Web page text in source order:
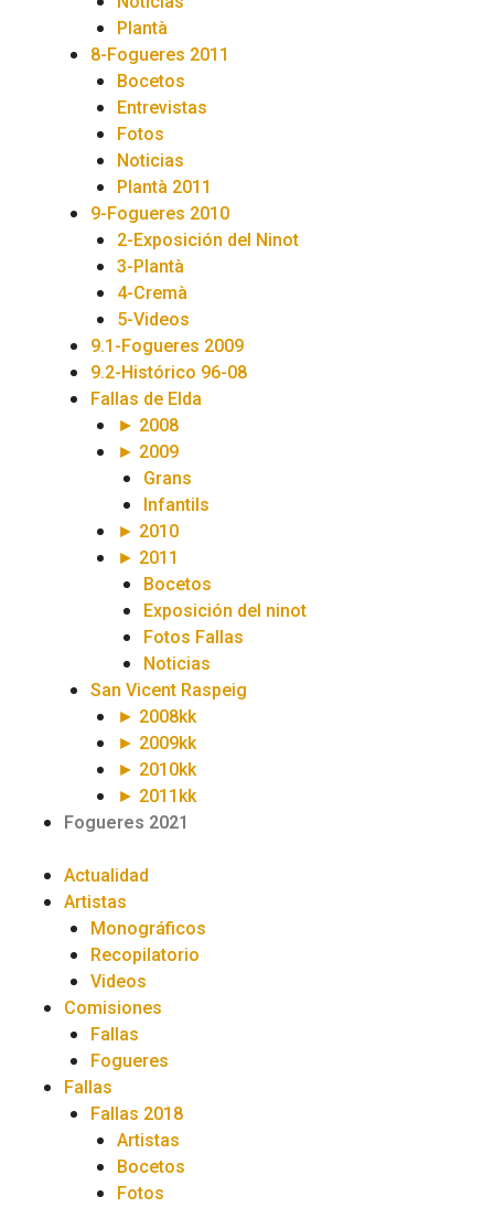
Plantà
8-Fogueres 2011
Bocetos
Entrevistas
Fotos
Noticias
Plantà 2011
9-Fogueres 2010
2-Exposición del Ninot
3-Plantà
4-Cremà
5-Videos
9.1-Fogueres 2009
9.2-Histórico 96-08
Fallas de Elda
► 2008
► 2009
Grans
Infantils
► 2010
► 2011
Bocetos
Exposición del ninot
Fotos Fallas
Noticias
San Vicent Raspeig
► 2008kk
► 2009kk
► 2010kk
► 2011kk
Fogueres 2021
Actualidad
Artistas
Monográficos
Recopilatorio
Videos
Comisiones
Fallas
Fogueres
Fallas
Fallas 2018
Artistas
Bocetos
Fotos